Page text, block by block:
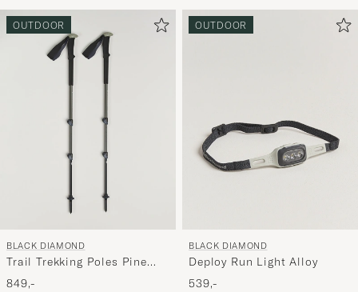
oplev
er
mere
til
OUTDOOR
BLACK DIAMOND
Trail Trekking Poles Pine
Smoke
849,-
OUTDOOR
BLACK DIAMOND
Deploy Run Light Alloy
539,-